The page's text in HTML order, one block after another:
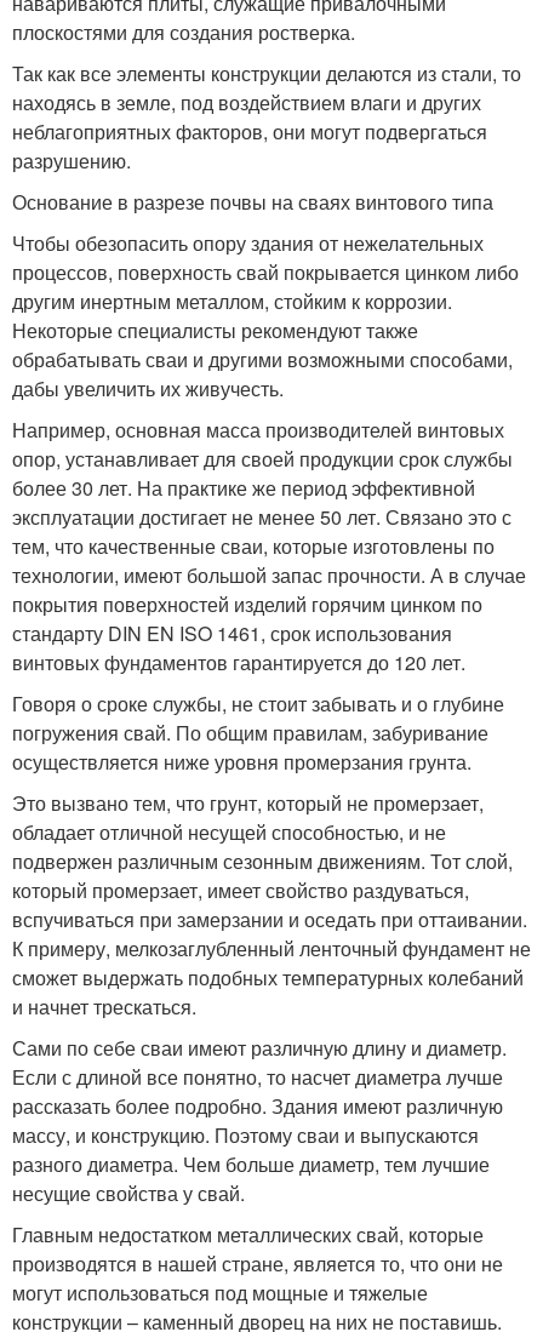
плоскостями для создания ростверка.
Так как все элементы конструкции делаются из стали, то
находясь в земле, под воздействием влаги и других
неблагоприятных факторов, они могут подвергаться
разрушению.
Основание в разрезе почвы на сваях винтового типа
Чтобы обезопасить опору здания от нежелательных
процессов, поверхность свай покрывается цинком либо
другим инертным металлом, стойким к коррозии.
Некоторые специалисты рекомендуют также
обрабатывать сваи и другими возможными способами,
дабы увеличить их живучесть.
Например, основная масса производителей винтовых
опор, устанавливает для своей продукции срок службы
более 30 лет. На практике же период эффективной
эксплуатации достигает не менее 50 лет. Связано это с
тем, что качественные сваи, которые изготовлены по
технологии, имеют большой запас прочности. А в случае
покрытия поверхностей изделий горячим цинком по
стандарту DIN EN ISO 1461, срок использования
винтовых фундаментов гарантируется до 120 лет.
Говоря о сроке службы, не стоит забывать и о глубине
погружения свай. По общим правилам, забуривание
осуществляется ниже уровня промерзания грунта.
Это вызвано тем, что грунт, который не промерзает,
обладает отличной несущей способностью, и не
подвержен различным сезонным движениям. Тот слой,
который промерзает, имеет свойство раздуваться,
вспучиваться при замерзании и оседать при оттаивании.
К примеру, мелкозаглубленный ленточный фундамент не
сможет выдержать подобных температурных колебаний
и начнет трескаться.
Сами по себе сваи имеют различную длину и диаметр.
Если с длиной все понятно, то насчет диаметра лучше
рассказать более подробно. Здания имеют различную
массу, и конструкцию. Поэтому сваи и выпускаются
разного диаметра. Чем больше диаметр, тем лучшие
несущие свойства у свай.
Главным недостатком металлических свай, которые
производятся в нашей стране, является то, что они не
могут использоваться под мощные и тяжелые
конструкции – каменный дворец на них не поставишь.